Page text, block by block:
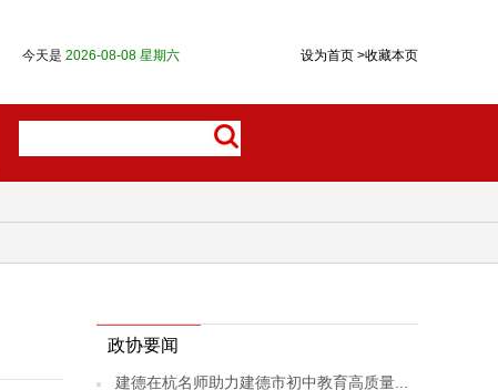
设为首页 >收藏本页
今天是 2026-08-08 星期六
政协要闻
建德在杭名师助力建德市初中教育高质量...